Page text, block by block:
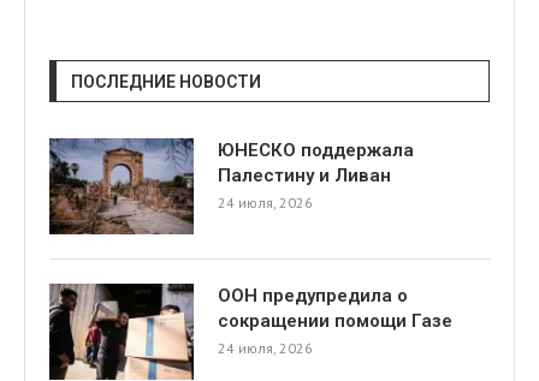
ПОСЛЕДНИЕ НОВОСТИ
ЮНЕСКО поддержала
Палестину и Ливан
24 июля, 2026
ООН предупредила о
сокращении помощи Газе
24 июля, 2026